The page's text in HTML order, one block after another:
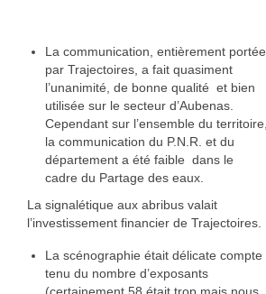
La communication, entièrement portée
par Trajectoires, a fait quasiment
l’unanimité, de bonne qualité et bien
utilisée sur le secteur d’Aubenas.
Cependant sur l’ensemble du territoire,
la communication du P.N.R. et du
département a été faible dans le
cadre du Partage des eaux.
La signalétique aux abribus valait
l’investissement financier de Trajectoires.
La scénographie était délicate compte
tenu du nombre d’exposants